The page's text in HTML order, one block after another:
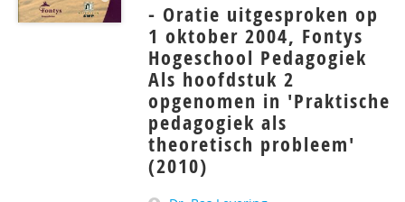
- Oratie uitgesproken op
1 oktober 2004, Fontys
Hogeschool Pedagogiek
Als hoofdstuk 2
opgenomen in 'Praktische
pedagogiek als
theoretisch probleem'
(2010)